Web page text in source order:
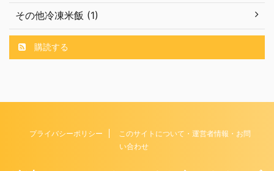
その他冷凍米飯 (1)
購読する
プライバシーポリシー
このサイトについて・運営者情報・お問
い合わせ